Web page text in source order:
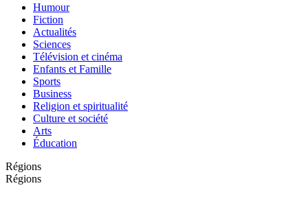
Humour
Fiction
Actualités
Sciences
Télévision et cinéma
Enfants et Famille
Sports
Business
Religion et spiritualité
Culture et société
Arts
Éducation
Régions
Régions